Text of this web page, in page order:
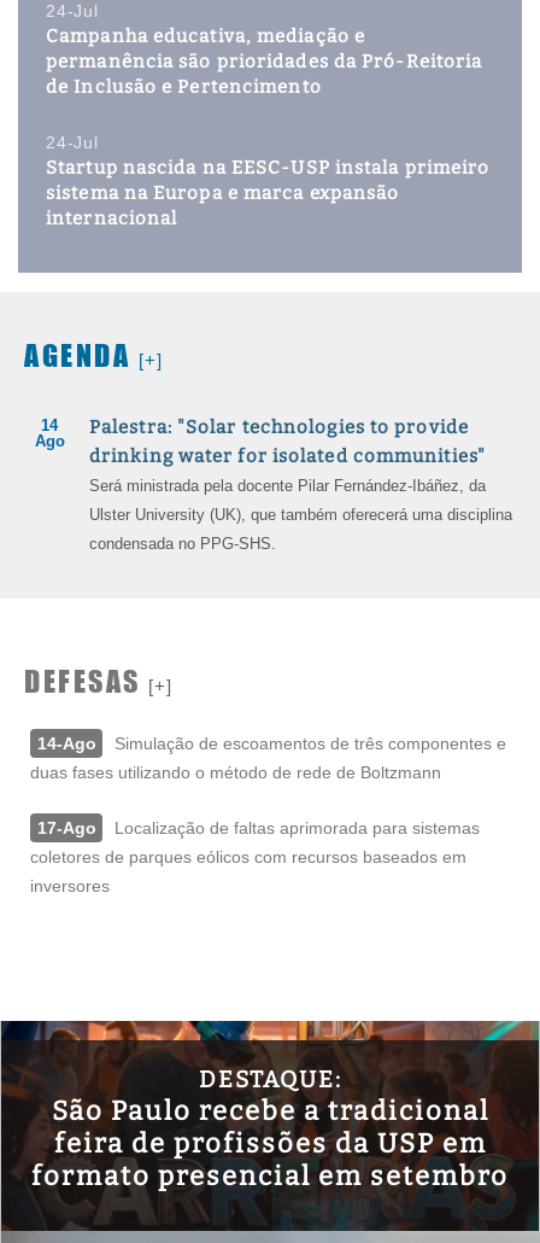
24-Jul
Campanha educativa, mediação e
permanência são prioridades da Pró-Reitoria
de Inclusão e Pertencimento
24-Jul
Startup nascida na EESC-USP instala primeiro
sistema na Europa e marca expansão
internacional
AGENDA [+]
14
Ago
Palestra: "Solar technologies to provide
drinking water for isolated communities"
Será ministrada pela docente Pilar Fernández-Ibáñez, da
Ulster University (UK), que também oferecerá uma disciplina
condensada no PPG-SHS.
DEFESAS [+]
14-Ago
Simulação de escoamentos de três componentes e
duas fases utilizando o método de rede de Boltzmann
17-Ago
Localização de faltas aprimorada para sistemas
coletores de parques eólicos com recursos baseados em
inversores
DESTAQUE:
São Paulo recebe a tradicional
feira de profissões da USP em
formato presencial em setembro